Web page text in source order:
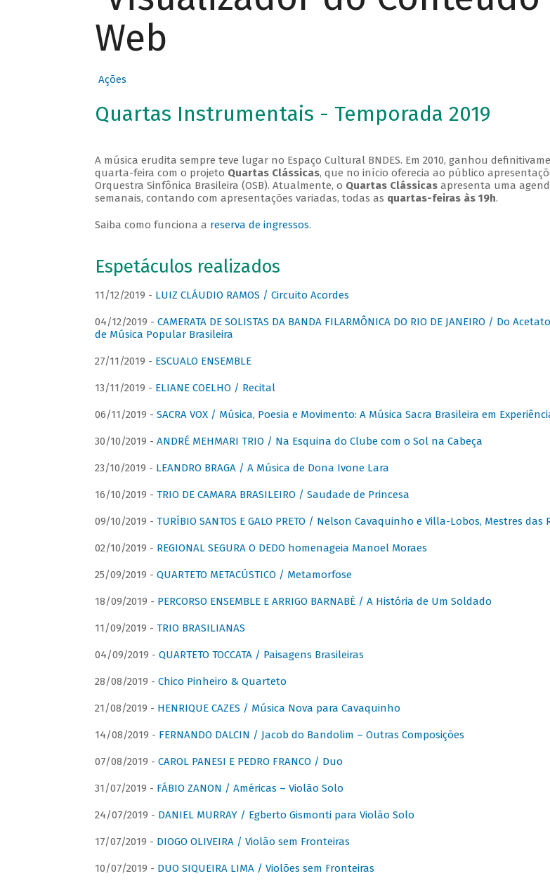
Web
Ações
Quartas Instrumentais - Temporada 2019
A música erudita sempre teve lugar no Espaço Cultural BNDES. Em 2010, ganhou
quarta-feira com o projeto Quartas Clássicas, que no início oferecia ao público
Orquestra Sinfônica Brasileira (OSB). Atualmente, o Quartas Clássicasapresenta uma
semanais, contando com apresentações variadas, todas as quartas-feiras às 19h.
Saiba como funciona a reserva de ingressos.
Espetáculos realizados
11/12/2019 - LUIZ CLÁUDIO RAMOS / Circuito Acordes
04/12/2019 - CAMERATA DE SOLISTAS DA BANDA FILARMÔNICA DO RIO DE JANEIRO / Do
de Música Popular Brasileira
27/11/2019 - ESCUALO ENSEMBLE
13/11/2019 - ELIANE COELHO / Recital
06/11/2019 - SACRA VOX / Música, Poesia e Movimento: A Música Sacra Brasileira em
30/10/2019 - ANDRÉ MEHMARI TRIO / Na Esquina do Clube com o Sol na Cabeça
23/10/2019 - LEANDRO BRAGA / A Música de Dona Ivone Lara
16/10/2019 - TRIO DE CAMARA BRASILEIRO / Saudade de Princesa
09/10/2019 - TURÍBIO SANTOS E GALO PRETO / Nelson Cavaquinho e Villa-Lobos, Mestres das
02/10/2019 - REGIONAL SEGURA O DEDO homenageia Manoel Moraes
25/09/2019 - QUARTETO METACÚSTICO / Metamorfose
18/09/2019 - PERCORSO ENSEMBLE E ARRIGO BARNABÈ / A História de Um Soldado
11/09/2019 - TRIO BRASILIANAS
04/09/2019 - QUARTETO TOCCATA / Paisagens Brasileiras
28/08/2019 - Chico Pinheiro & Quarteto
21/08/2019 - HENRIQUE CAZES / Música Nova para Cavaquinho
14/08/2019 - FERNANDO DALCIN / Jacob do Bandolim – Outras Composições
07/08/2019 - CAROL PANESI E PEDRO FRANCO / Duo
31/07/2019 - FÁBIO ZANON / Américas – Violão Solo
24/07/2019 - DANIEL MURRAY / Egberto Gismonti para Violão Solo
17/07/2019 - DIOGO OLIVEIRA / Violão sem Fronteiras
10/07/2019 - DUO SIQUEIRA LIMA / Violões sem Fronteiras